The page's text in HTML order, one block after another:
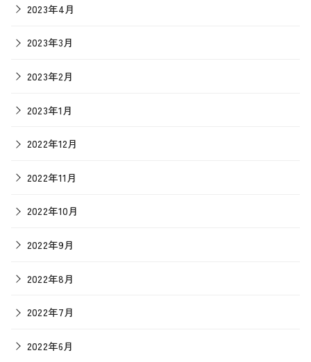
2023年4月
2023年3月
2023年2月
2023年1月
2022年12月
2022年11月
2022年10月
2022年9月
2022年8月
2022年7月
2022年6月